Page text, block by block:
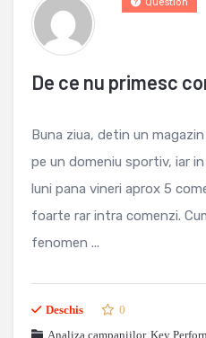
De ce nu primesc
Buna ziua, detin un
pe un domeniu sportiv, iar
luni pana vineri aprox 5
foarte rar intra comenzi.
fenomen ...
Deschis
0
Analiza campaniilor, Key